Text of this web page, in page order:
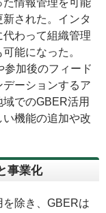
情報管理を可能
された。インタ
わって組織管理
能になった。
加後のフィード
ーションするア
でのGBER活用
機能の追加や改
事業化
除き、GBERは